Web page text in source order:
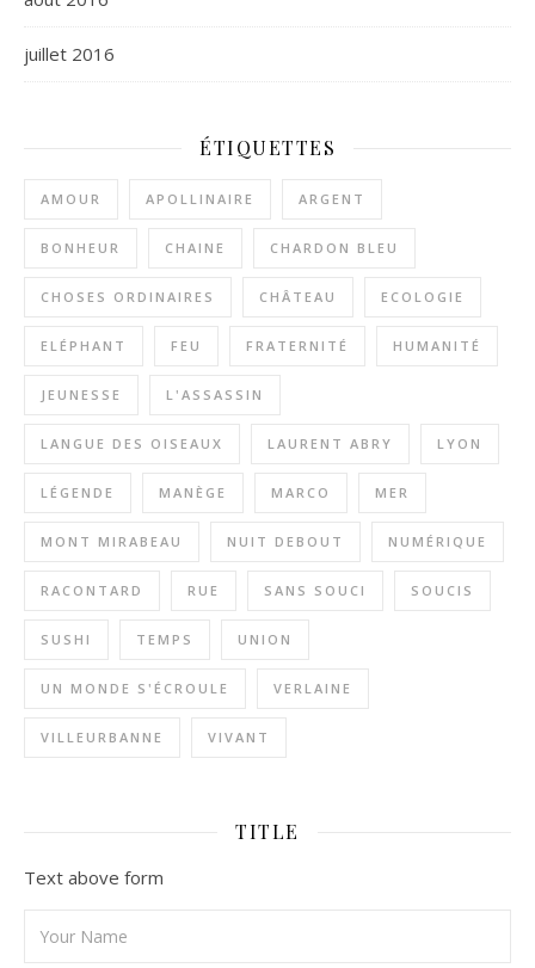
juillet 2016
ÉTIQUETTES
AMOUR APOLLINAIRE ARGENT
BONHEUR CHAINE CHARDON BLEU
CHOSES ORDINAIRES CHÂTEAU ECOLOGIE
ELÉPHANT FEU FRATERNITÉ HUMANITÉ
JEUNESSE L'ASSASSIN
LANGUE DES OISEAUX LAURENT ABRY LYON
LÉGENDE MANÈGE MARCO MER
MONT MIRABEAU NUIT DEBOUT NUMÉRIQUE
RACONTARD RUE SANS SOUCI SOUCIS
SUSHI TEMPS UNION
UN MONDE S'ÉCROULE VERLAINE
VILLEURBANNE VIVANT
TITLE
Text above form